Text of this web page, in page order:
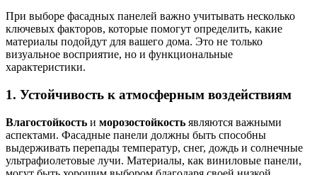
При выборе фасадных панелей важно учитывать несколько
ключевых факторов, которые помогут определить, какие
материалы подойдут для вашего дома. Это не только
визуальное восприятие, но и функциональные
характеристики.
1. Устойчивость к атмосферным воздействиям
Влагостойкость и морозостойкость являются важными
аспектами. Фасадные панели должны быть способны
выдерживать перепады температур, снег, дождь и солнечные
ультрафиолетовые лучи. Материалы, как виниловые панели,